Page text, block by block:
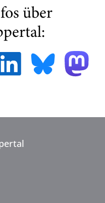
über